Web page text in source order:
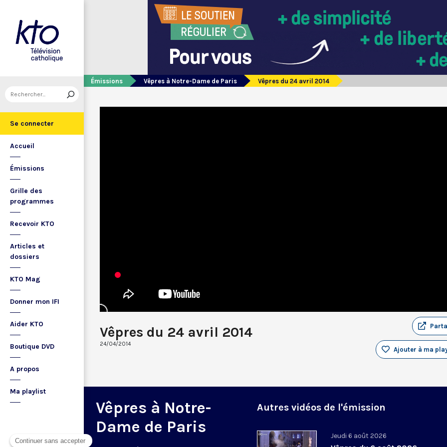
Se connecter
Accueil
Émissions
Grille des
programmes
Recevoir KTO
Articles et
dossiers
KTO Mag
Donner mon IFI
Aider KTO
Boutique DVD
A propos
Ma playlist
Émissions Vêpres à Notre-Dame de Paris Vêpres du 24 avril 2014
Vêpres du 24 avril 2014
24/04/2014
Ajouter à ma
Vêpres à Notre-
Dame de Paris
Autres vidéos de l'émission
Jeudi 6 août 2026